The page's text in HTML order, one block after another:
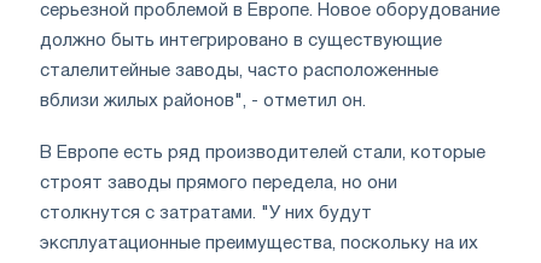
серьезной проблемой в Европе. Новое оборудование
должно быть интегрировано в существующие
сталелитейные заводы, часто расположенные
вблизи жилых районов", - отметил он.
В Европе есть ряд производителей стали, которые
строят заводы прямого передела, но они
столкнутся с затратами. "У них будут
эксплуатационные преимущества, поскольку на их